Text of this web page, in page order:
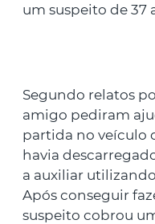
um suspeito de 37
Segundo relatos
amigo pediram
partida no veículo
havia
a auxiliar
Após conseguir
suspeito cobrou